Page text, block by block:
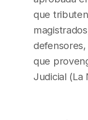
que
que
Judicial (La